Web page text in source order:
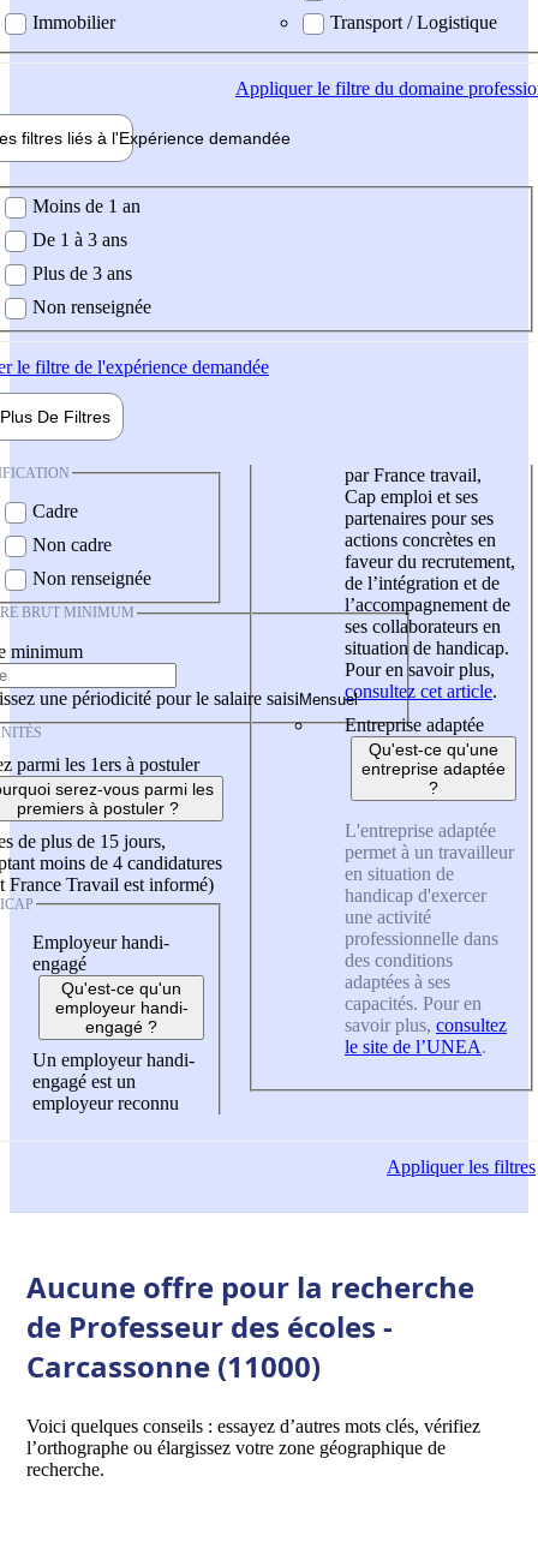
Immobilier
Transport / Logistique
Appliquerle filtre du domaine
filtres liés à l'Expérience demandée
demandée
Moins de 1 an
De 1 à 3 ans
Plus de 3 ans
Non renseignée
le filtre de l'expérience demandée
Plus De Filtres
Cadre
Non cadre
Non renseignée
BRUT MINIMUM
minimum
une périodicité pour le salaire saisi
parmi les 1ers à postuler
serez-vous parmi les
premiers à postuler ?
de plus de 15 jours,
moins de 4 candidatures
France Travail est informé)
Employeur handi-
engagé
Qu'est-ce qu'un
employeur handi-
engagé ?
Un employeur handi-
engagé est un
employeur reconnu
par France travail,
Cap emploi et ses
partenaires pour ses
actions concrètes en
faveur du recrutement,
de l’intégration et de
l’accompagnement de
ses collaborateurs en
situation de handicap.
Pour en savoir plus,
consultez cet article.
Entreprise adaptée
Qu'est-ce qu'une
entreprise adaptée
?
L'entreprise adaptée
permet à un travailleur
en situation de
handicap d'exercer
une activité
professionnelle dans
des conditions
adaptées à ses
capacités. Pour en
savoir plus, consultez
le site de l’UNEA.
Appliquerles filtres
Aucune offre pour la recherche
de Professeur des écoles -
Carcassonne (11000)
Voici quelques conseils : essayez d’autres mots clés, vérifiez
l’orthographe ou élargissez votre zone géographique de
recherche.